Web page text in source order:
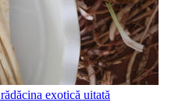
exotică uitată